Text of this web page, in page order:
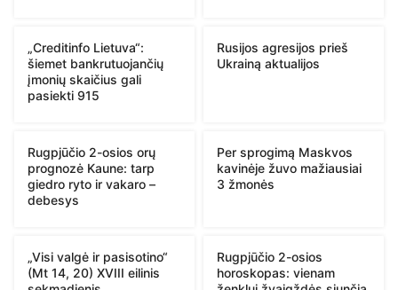
„Creditinfo Lietuva“:
šiemet bankrutuojančių
įmonių skaičius gali
pasiekti 915
Rusijos agresijos prieš
Ukrainą aktualijos
Rugpjūčio 2-osios orų
prognozė Kaune: tarp
giedro ryto ir vakaro –
debesys
Per sprogimą Maskvos
kavinėje žuvo mažiausiai
3 žmonės
„Visi valgė ir pasisotino“
(Mt 14, 20) XVIII eilinis
Rugpjūčio 2-osios
horoskopas: vienam